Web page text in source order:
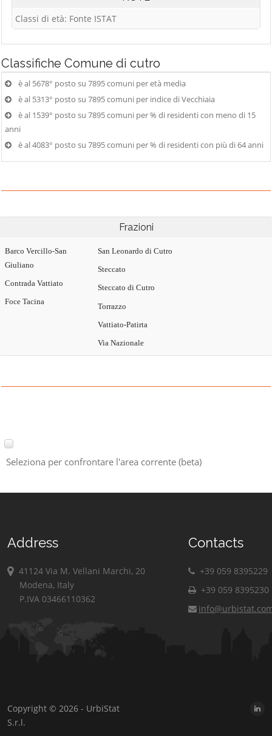
Classi di età: Fonte ISTAT
Classifiche Comune di cutro
è al 5678° posto su 7895 comuni per età media
è al 5313° posto su 7895 comuni per indice di Vecchiaia
è al 1539° posto su 7895 comuni per % di residenti con meno di 15
anni
è al 4083° posto su 7895 comuni per % di residenti con più di 64 anni
Frazioni
Barco Vercillo-San
Giuliano
Contrada Vattiato
Foce Tacina
San Leonardo di Cutro
Steccato
Steccato di Cutro
Torrazzo
Vattiato-Patirta
Via Nazionale
Seleziona per confrontare l'area corrente (beta)
Address
41124 Via M. Vellani Marchi, 20
Modena, Italy
P.IVA 03466110362
Contacts
+39 059 8395229
+39 059 8395230
Copyright © 2026 - UrbiStat
S.r.l.